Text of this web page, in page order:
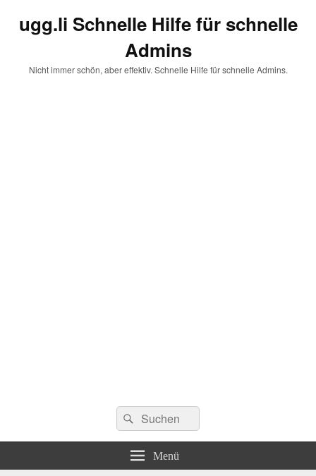
ugg.li Schnelle Hilfe für schnelle
Admins
Nicht immer schön, aber effektiv. Schnelle Hilfe für schnelle Admins.
Suchen
nach:
Suchen
Menü